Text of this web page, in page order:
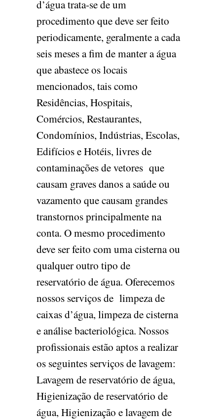
d’água trata-se de um
procedimento que deve ser feito
periodicamente, geralmente a cada
seis meses a fim de manter a água
que abastece os locais
mencionados, tais como
Residências, Hospitais,
Comércios, Restaurantes,
Condomínios, Indústrias, Escolas,
Edifícios e Hotéis, livres de
contaminações de vetores que
causam graves danos a saúde ou
vazamento que causam grandes
transtornos principalmente na
conta. O mesmo procedimento
deve ser feito com uma cisterna ou
qualquer outro tipo de
reservatório de água. Oferecemos
nossos serviços de limpeza de
caixas d’água, limpeza de cisterna
e análise bacteriológica. Nossos
profissionais estão aptos a realizar
os seguintes serviços de lavagem:
Lavagem de reservatório de água,
Higienização de reservatório de
água, Higienização e lavagem de